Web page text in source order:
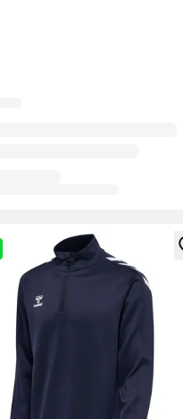
való regisztrációhoz
egy modált a